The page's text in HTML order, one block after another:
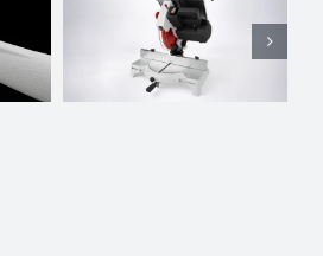
Animazione 3D:
dentro la
precisione
Mariotti